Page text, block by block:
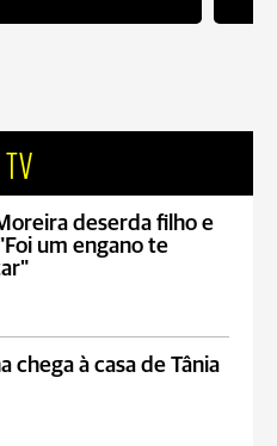
deserda filho e
um engano te
chega à casa de Tânia